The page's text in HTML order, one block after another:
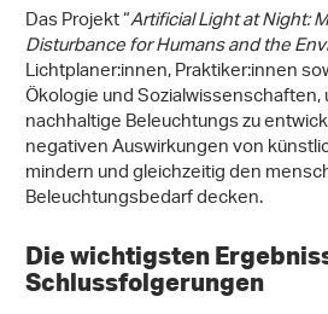
Das Projekt “Artificial Light at Night:
Disturbance for Humans and the
Lichtplaner:innen, Praktiker:innen
Ökologie und Sozialwissenschaften,
nachhaltige Beleuchtungs zu
negativen Auswirkungen von
mindern und gleichzeitig den
Beleuchtungsbedarf decken.
Die wichtigsten
Schlussfolgerungen